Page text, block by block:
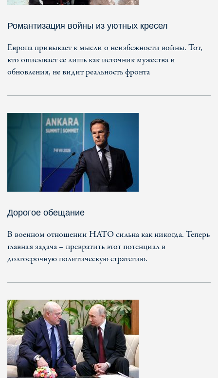
Романтизация войны из уютных кресел
Европа привыкает к мысли о неизбежности войны. Тот,
кто описывает ее лишь как источник мужества и
обновления, не видит реальность фронта
Дорогое обещание
В военном отношении НАТО сильна как никогда. Теперь
главная задача – превратить этот потенциал в
долгосрочную политическую стратегию.